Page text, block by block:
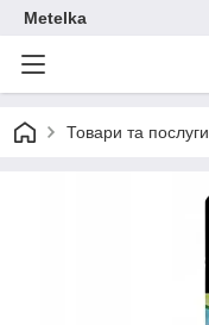
Metelka
Товари та послуги